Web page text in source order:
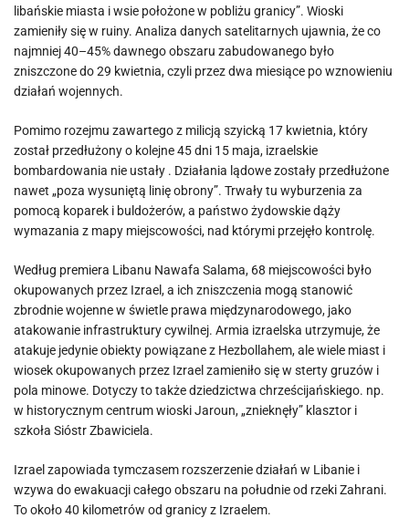
libańskie miasta i wsie położone w pobliżu granicy”. Wioski
zamieniły się w ruiny. Analiza danych satelitarnych ujawnia, że ​​co
najmniej 40–45% dawnego obszaru zabudowanego było
zniszczone do 29 kwietnia, czyli przez dwa miesiące po wznowieniu
działań wojennych.
Pomimo rozejmu zawartego z milicją szyicką 17 kwietnia, który
został przedłużony o kolejne 45 dni 15 maja, izraelskie
bombardowania nie ustały . Działania lądowe zostały przedłużone
nawet „poza wysuniętą linię obrony”. Trwały tu wyburzenia za
pomocą koparek i buldożerów, a państwo żydowskie dąży
wymazania z mapy miejscowości, nad którymi przejęło kontrolę.
Według premiera Libanu Nawafa Salama, 68 miejscowości było
okupowanych przez Izrael, a ich zniszczenia mogą stanowić
zbrodnie wojenne w świetle prawa międzynarodowego, jako
atakowanie infrastruktury cywilnej. Armia izraelska utrzymuje, że
atakuje jedynie obiekty powiązane z Hezbollahem, ale wiele miast i
wiosek okupowanych przez Izrael zamieniło się w sterty gruzów i
pola minowe. Dotyczy to także dziedzictwa chrześcijańskiego. np.
w historycznym centrum wioski Jaroun, „znieknęły” klasztor i
szkoła Sióstr Zbawiciela.
Izrael zapowiada tymczasem rozszerzenie działań w Libanie i
wzywa do ewakuacji całego obszaru na południe od rzeki Zahrani.
To około 40 kilometrów od granicy z Izraelem.